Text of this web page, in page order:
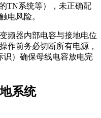
TN系统等），未正确配
电风险。
频器内部电容与接地电位
作前务必切断所有电源，
识）确保母线电容放电完
系统